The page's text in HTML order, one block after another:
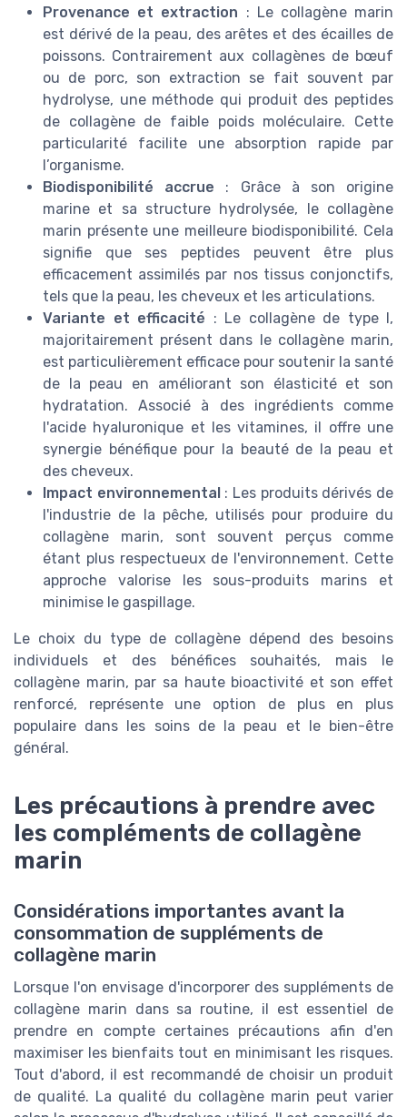
Provenance et extraction : Le collagène marin
est dérivé de la peau, des arêtes et des écailles de
poissons. Contrairement aux collagènes de bœuf
ou de porc, son extraction se fait souvent par
hydrolyse, une méthode qui produit des peptides
de collagène de faible poids moléculaire. Cette
particularité facilite une absorption rapide par
l’organisme.
Biodisponibilité accrue : Grâce à son origine
marine et sa structure hydrolysée, le collagène
marin présente une meilleure biodisponibilité. Cela
signifie que ses peptides peuvent être plus
efficacement assimilés par nos tissus conjonctifs,
tels que la peau, les cheveux et les articulations.
Variante et efficacité : Le collagène de type I,
majoritairement présent dans le collagène marin,
est particulièrement efficace pour soutenir la santé
de la peau en améliorant son élasticité et son
hydratation. Associé à des ingrédients comme
l'acide hyaluronique et les vitamines, il offre une
synergie bénéfique pour la beauté de la peau et
des cheveux.
Impact environnemental: Les produits dérivés de
l'industrie de la pêche, utilisés pour produire du
collagène marin, sont souvent perçus comme
étant plus respectueux de l'environnement. Cette
approche valorise les sous-produits marins et
minimise le gaspillage.
Le choix du type de collagène dépend des besoins
individuels et des bénéfices souhaités, mais le
collagène marin, par sa haute bioactivité et son effet
renforcé, représente une option de plus en plus
populaire dans les soins de la peau et le bien-être
général.
Les précautions à prendre avec
les compléments de collagène
marin
Considérations importantes avant la
consommation de suppléments de
collagène marin
Lorsque l'on envisage d'incorporer des suppléments de
collagène marin dans sa routine, il est essentiel de
prendre en compte certaines précautions afin d'en
maximiser les bienfaits tout en minimisant les risques.
Tout d'abord, il est recommandé de choisir un produit
de qualité. La qualité du collagène marin peut varier